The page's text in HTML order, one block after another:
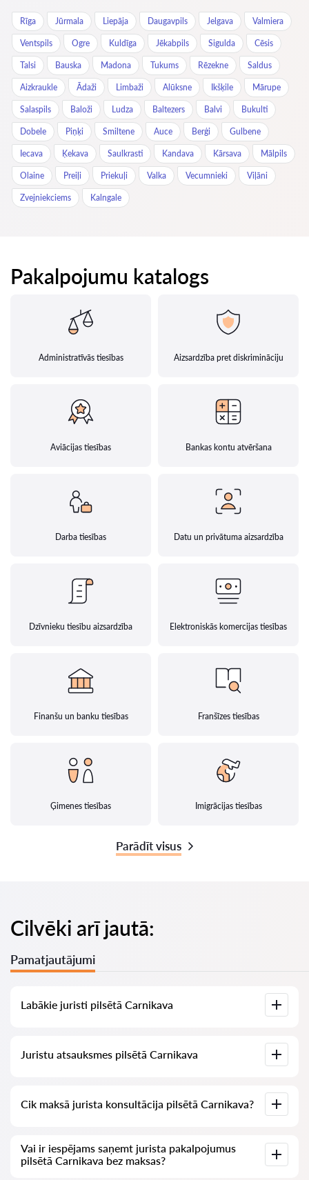
Rīga Jūrmala Liepāja Daugavpils Jelgava Valmiera
Ventspils Ogre Kuldīga Jēkabpils Sigulda Cēsis
Talsi Bauska Madona Tukums Rēzekne Saldus
Aizkraukle Ādaži Limbaži Alūksne Ikšķile Mārupe
Salaspils Baloži Ludza Baltezers Balvi Bukulti
Dobele Piņķi Smiltene Auce Berģi Gulbene
Iecava Ķekava Saulkrasti Kandava Kārsava Mālpils
Olaine Preiļi Priekuļi Valka Vecumnieki Viļāni
Zvejniekciems Kalngale
Pakalpojumu katalogs
Administratīvās tiesības Aizsardzība pret diskrimināciju
Aviācijas tiesības Bankas kontu atvēršana
Darba tiesības Datu un privātuma aizsardzība
Dzīvnieku tiesību aizsardzība Elektroniskās komercijas tiesības
Finanšu un banku tiesības Franšīzes tiesības
Ģimenes tiesības Imigrācijas tiesības
Parādīt visus
Cilvēki arī jautā:
Pamatjautājumi
Labākie juristi pilsētā Carnikava
pilnīgu informāciju: cenas, atsauksmes, tālruņa numurs un
Juristu atsauksmes pilsētā Carnikava
juristiem, mēs neizdzēšam negatīvas atsauksmes un nav
iespēju tās manipulēt.
Cik maksā jurista konsultācija pilsētā Carnikava?
vairāk (cenas var mainīties atkarībā no jautājuma sarežģītības
un atbildes formas).
Vai ir iespējams saņemt jurista pakalpojumus
pilsētā Carnikava bez maksas?